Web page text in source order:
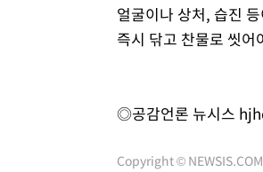
얼굴이나 상처, 습진
즉시 닦고 찬물로 씻
◎공감언론 뉴시스
Copyright ©